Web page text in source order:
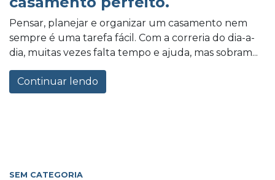
Pensar, planejar e organizar um casamento nem
sempre é uma tarefa fácil. Com a correria do dia-a-
dia, muitas vezes falta tempo e ajuda, mas sobram...
Continuar lendo
SEM CATEGORIA